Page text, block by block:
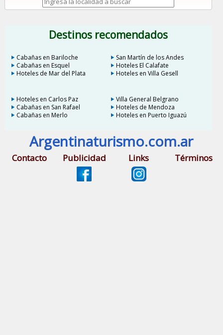
Destinos recomendados
Cabañas en Bariloche
San Martín de los Andes
Cabañas en Esquel
Hoteles El Calafate
Hoteles de Mar del Plata
Hoteles en Villa Gesell
Hoteles en Carlos Paz
Villa General Belgrano
Cabañas en San Rafael
Hoteles de Mendoza
Cabañas en Merlo
Hoteles en Puerto Iguazú
Argentinaturismo.com.ar
Contacto Publicidad Links Términos